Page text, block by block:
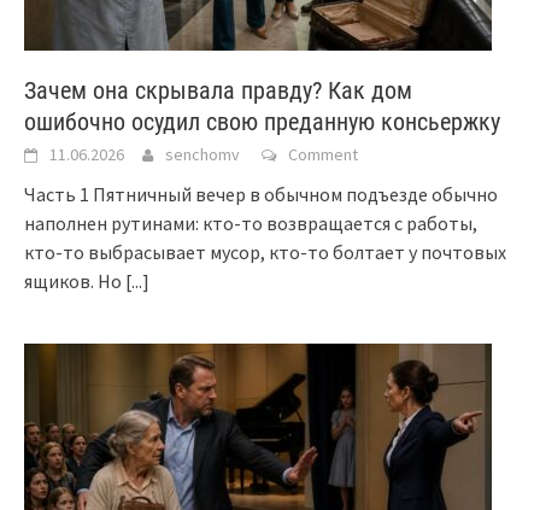
Зачем она скрывала правду? Как дом
ошибочно осудил свою преданную консьержку
11.06.2026 senchomv Comment
Часть 1 Пятничный вечер в обычном подъезде обычно
наполнен рутинами: кто-то возвращается с работы,
кто-то выбрасывает мусор, кто-то болтает у почтовых
ящиков. Но [...]